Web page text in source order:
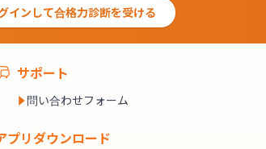
インして合格力診断を受ける
サポート
問い合わせフォーム
プリダウンロード